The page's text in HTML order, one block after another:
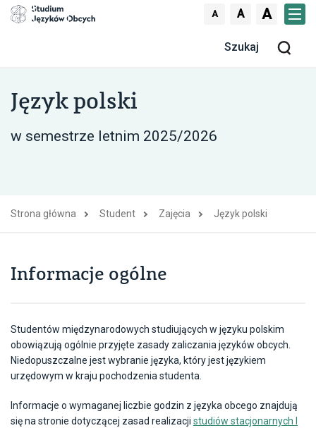
Skocz do treści
A A A
Język polski
w semestrze letnim 2025/2026
Strona główna Student Zajęcia Język polski
Informacje ogólne
Studentów międzynarodowych studiujących w języku polskim
obowiązują ogólnie przyjęte zasady zaliczania języków obcych.
Niedopuszczalne jest wybranie języka, który jest językiem
urzędowym w kraju pochodzenia studenta.
Informacje o wymaganej liczbie godzin z języka obcego znajdują
się na stronie dotyczącej zasad realizacji studiów stacjonarnych I